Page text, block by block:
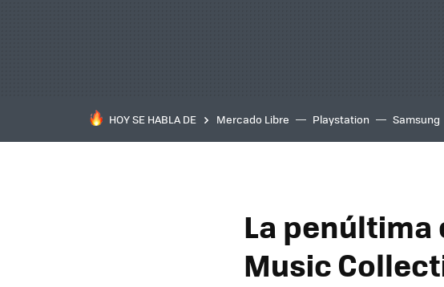
HOY SE HABLA DE Mercado Libre Playstation Samsung
La penúltima
Music